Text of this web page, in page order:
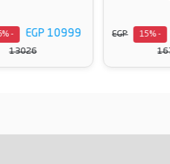
- 15%
EGP
EGP 10999
- 16%
13026